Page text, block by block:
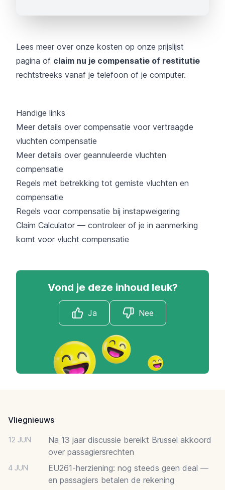
Lees meer over onze kosten op onze prijslijst
pagina of claim nu je compensatie of restitutie
rechtstreeks vanaf je telefoon of je computer.
Handige links
Meer details over compensatie voor vertraagde
vluchten compensatie
Meer details over geannuleerde vluchten
compensatie
Regels met betrekking tot gemiste vluchten en
compensatie
Regels voor compensatie bij instapweigering
Claim Calculator — controleer of je in aanmerking
komt voor vlucht compensatie
Vond je deze inhoud leuk?
Ja Nee
Vliegnieuws
12 JUN
Na 13 jaar discussie bereikt Brussel akkoord
over passagiersrechten
4 JUN
EU261-herziening: nog steeds geen deal —
en passagiers betalen de rekening